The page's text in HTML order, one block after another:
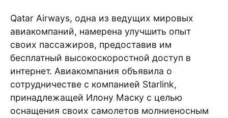
Qatar Airways, одна из ведущих мировых
авиакомпаний, намерена улучшить опыт
своих пассажиров, предоставив им
бесплатный высокоскоростной доступ в
интернет. Авиакомпания объявила о
сотрудничестве с компанией Starlink,
принадлежащей Илону Маску с целью
оснащения своих самолетов молниеносным